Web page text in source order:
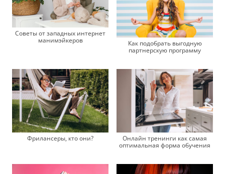
Советы от западных интернет
манимэйкеров
Как подобрать выгодную
партнерскую программу
Фрилансеры, кто они?
Онлайн тренинги как самая
оптимальная форма обучения